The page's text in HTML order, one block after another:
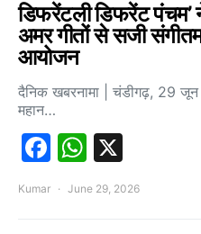
डिफरेंटली डिफरेंट पंचम’
अमर गीतों से सजी
आयोजन
दैनिक खबरनामा | चंडीगढ़, 29
महान…
Facebook
Kumar June 29, 2026